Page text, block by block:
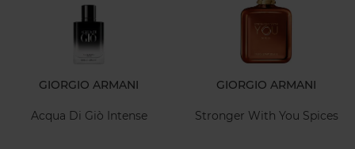
GIORGIO ARMANI
Acqua Di Giò Intense
GIORGIO ARMANI
Stronger With You Spices